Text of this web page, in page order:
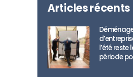
Articles récents
l’été reste
période